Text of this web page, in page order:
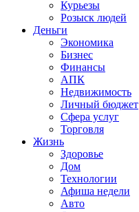
Курьезы
Розыск людей
Деньги
Экономика
Бизнес
Финансы
АПК
Недвижимость
Личный бюджет
Сфера услуг
Торговля
Жизнь
Здоровье
Дом
Технологии
Афиша недели
Авто